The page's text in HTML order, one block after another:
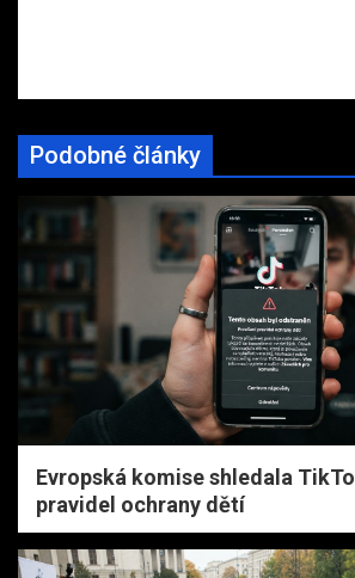
Podobné články
Evropská komise shledala
pravidel ochrany dětí